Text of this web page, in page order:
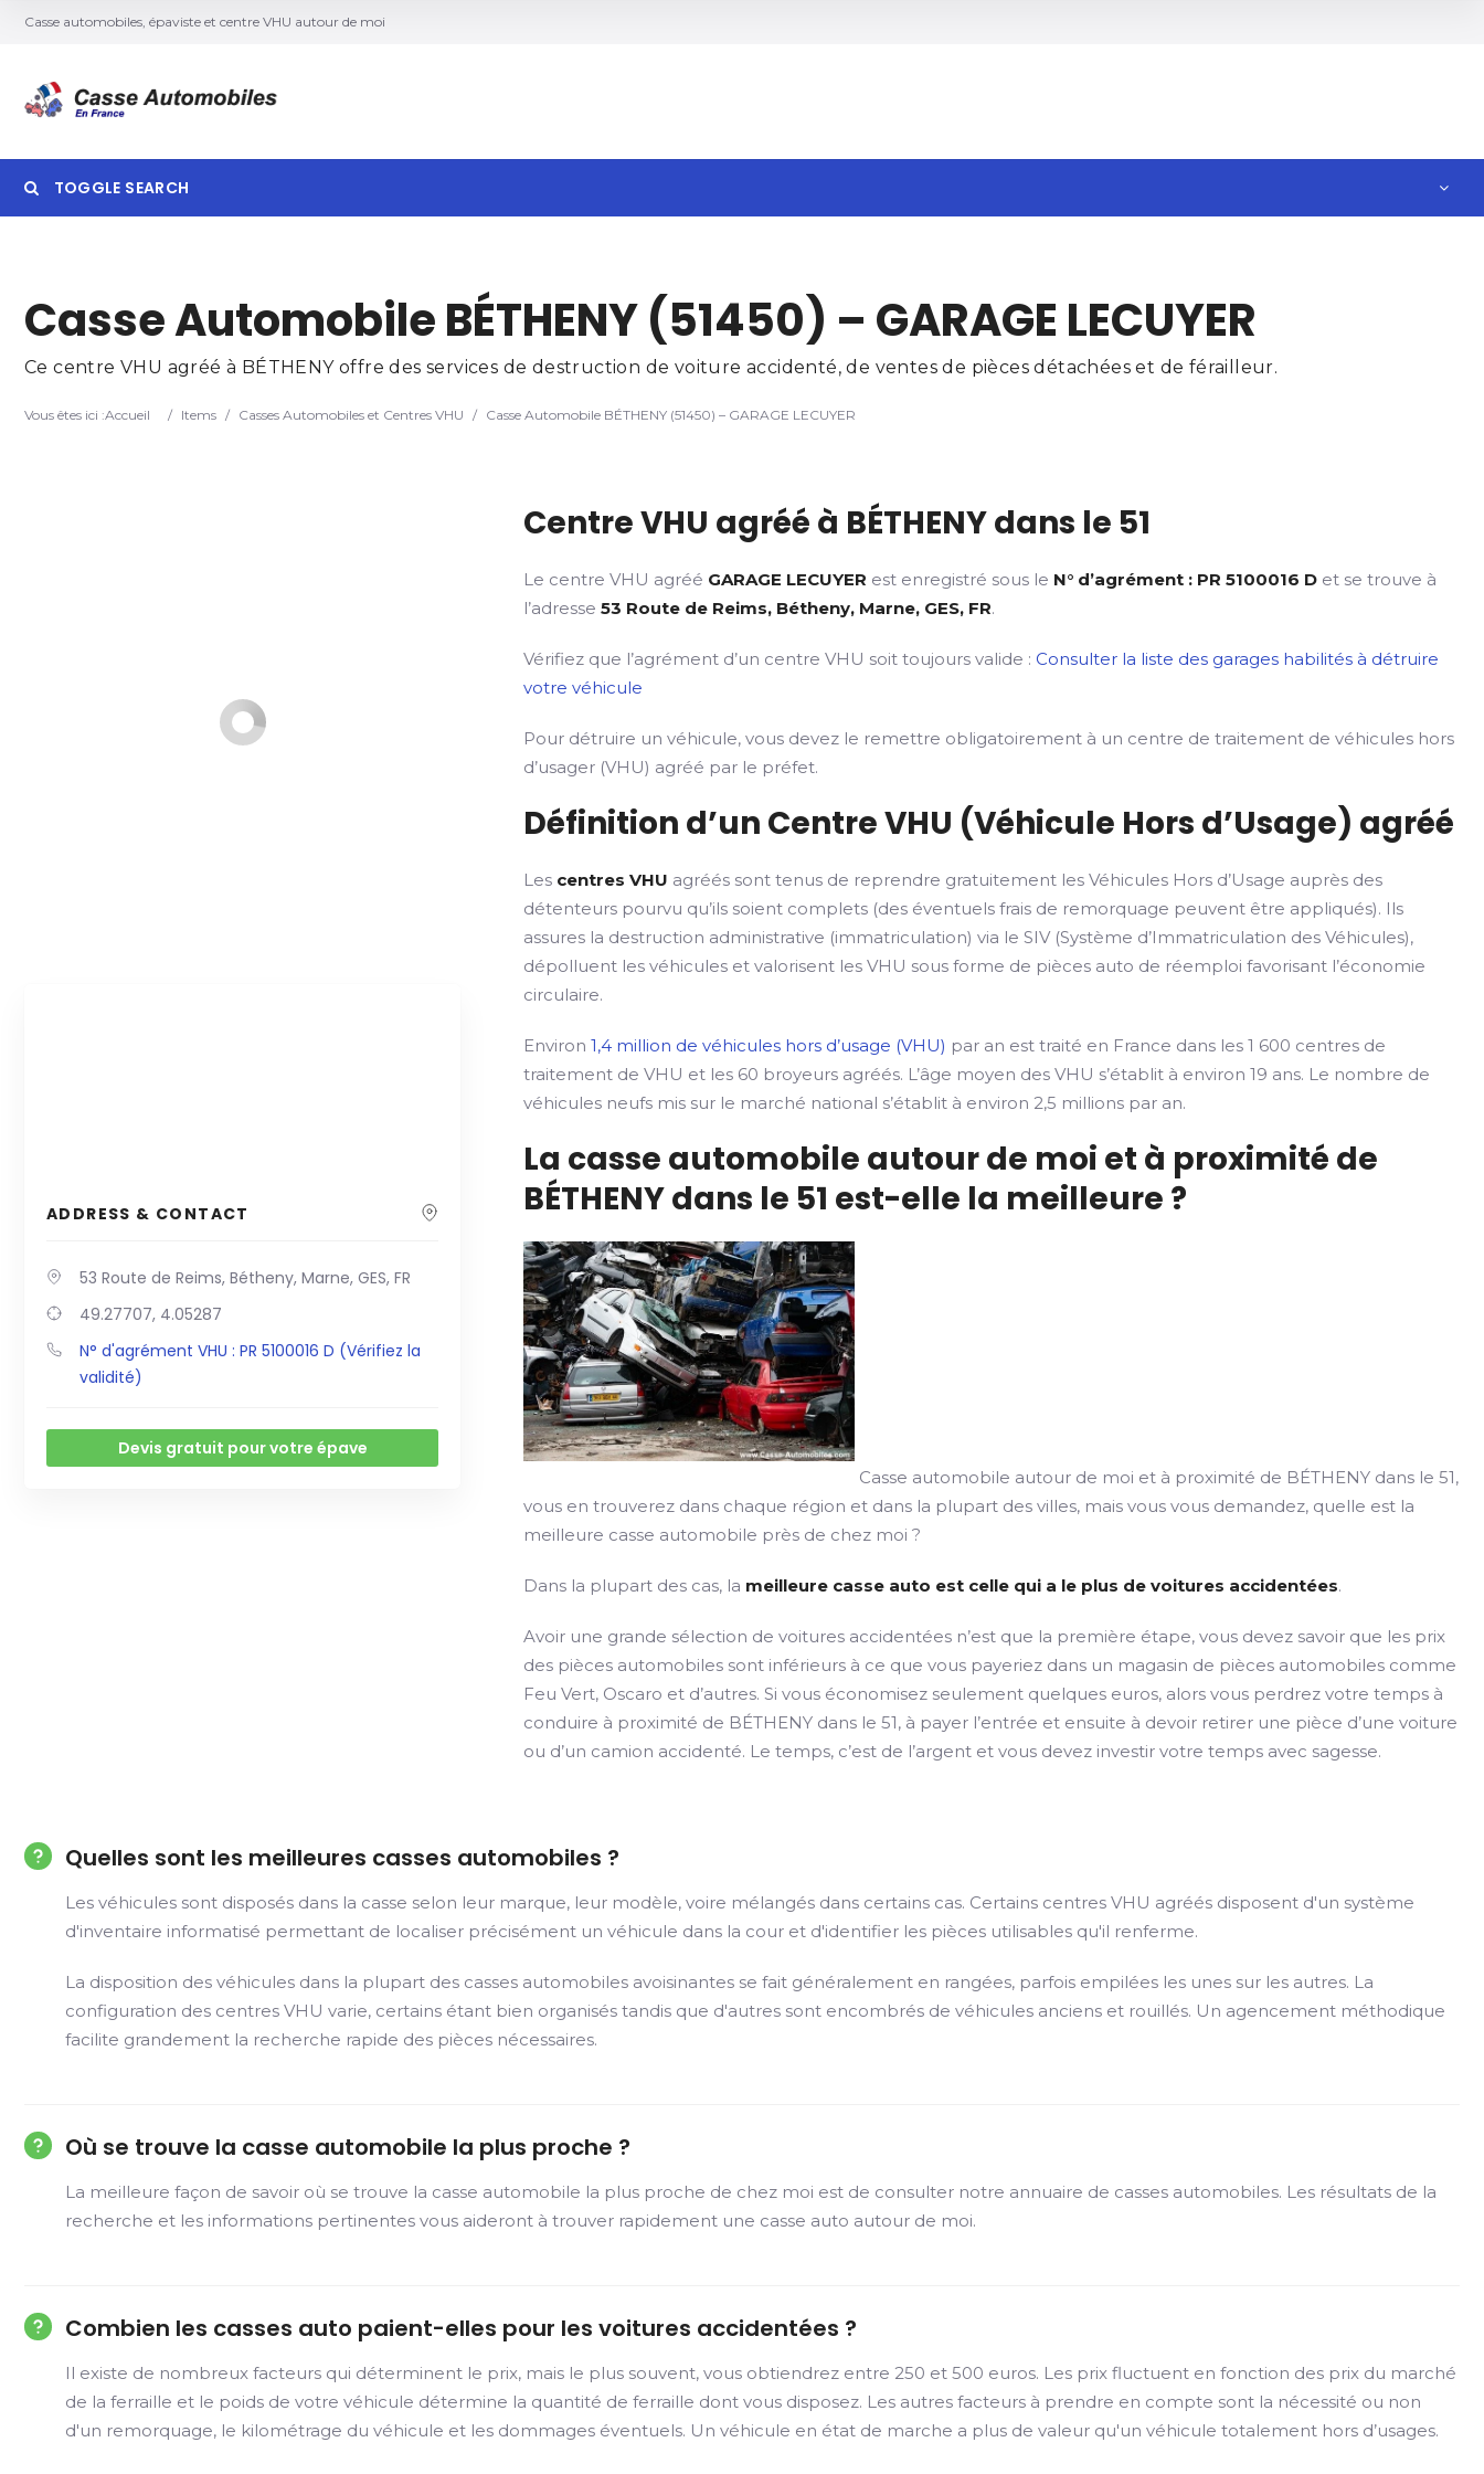
Casse automobiles, épaviste et centre VHU autour de moi
TOGGLE SEARCH
Search
Casse Automobile BÉTHENY (51450) – GARAGE LECUYER
Ce centre VHU agréé à BÉTHENY offre des services de destruction de voiture accidenté, de ventes de pièces détachées et de férailleur.
Vous êtes ici :Accueil / Items / Casses Automobiles et Centres VHU / Casse Automobile BÉTHENY (51450) – GARAGE LECUYER
ADDRESS & CONTACT
53 Route de Reims, Bétheny, Marne, GES, FR
49.27707, 4.05287
N° d'agrément VHU : PR 5100016 D (Vérifiez la
validité)
Devis gratuit pour votre épave
Centre VHU agréé à BÉTHENY dans le 51
Le centre VHU agréé GARAGE LECUYER est enregistré sous le N° d’agrément : PR 5100016 D et se trouve à
l’adresse53 Route de Reims, Bétheny, Marne, GES, FR.
Vérifiez que l’agrément d’un centre VHU soit toujours valide : Consulter la liste des garages habilités à détruire
votre véhicule
Pour détruire un véhicule, vous devez le remettre obligatoirement à un centre de traitement de véhicules hors
d’usager (VHU) agréé par le préfet.
Définition d’un Centre VHU (Véhicule Hors d’Usage) agréé
Les centres VHU agréés sont tenus de reprendre gratuitement les Véhicules Hors d’Usage auprès des
détenteurs pourvu qu’ils soient complets (des éventuels frais de remorquage peuvent être appliqués). Ils
assures la destruction administrative (immatriculation) via le SIV (Système d’Immatriculation des Véhicules),
dépolluent les véhicules et valorisent les VHU sous forme de pièces auto de réemploi favorisant l’économie
circulaire.
Environ1,4 million de véhicules hors d’usage (VHU) par an est traité en France dans les 1 600 centres de
traitement de VHU et les 60 broyeurs agréés. L’âge moyen des VHU s’établit à environ 19 ans. Le nombre de
véhicules neufs mis sur le marché national s’établit à environ 2,5 millions par an.
La casse automobile autour de moi et à proximité de
BÉTHENY dans le 51 est-elle la meilleure ?
Casse automobile autour de moi et à proximité de BÉTHENY dans le 51,
vous en trouverez dans chaque région et dans la plupart des villes, mais vous vous demandez, quelle est la
meilleure casse automobile près de chez moi ?
Dans la plupart des cas, la meilleure casse auto est celle qui a le plus de voitures accidentées.
Avoir une grande sélection de voitures accidentées n’est que la première étape, vous devez savoir que les prix
des pièces automobiles sont inférieurs à ce que vous payeriez dans un magasin de pièces automobiles comme
Feu Vert, Oscaro et d’autres. Si vous économisez seulement quelques euros, alors vous perdrez votre temps à
conduire à proximité de BÉTHENY dans le 51, à payer l’entrée et ensuite à devoir retirer une pièce d’une voiture
ou d’un camion accidenté. Le temps, c’est de l’argent et vous devez investir votre temps avec sagesse.
Quelles sont les meilleures casses automobiles ?
Les véhicules sont disposés dans la casse selon leur marque, leur modèle, voire mélangés dans certains cas. Certains centres VHU agréés disposent d'un système
d'inventaire informatisé permettant de localiser précisément un véhicule dans la cour et d'identifier les pièces utilisables qu'il renferme.
La disposition des véhicules dans la plupart des casses automobiles avoisinantes se fait généralement en rangées, parfois empilées les unes sur les autres. La
configuration des centres VHU varie, certains étant bien organisés tandis que d'autres sont encombrés de véhicules anciens et rouillés. Un agencement méthodique
facilite grandement la recherche rapide des pièces nécessaires.
Où se trouve la casse automobile la plus proche ?
La meilleure façon de savoir où se trouve la casse automobile la plus proche de chez moi est de consulter notre annuaire de casses automobiles. Les résultats de la
recherche et les informations pertinentes vous aideront à trouver rapidement une casse auto autour de moi.
Combien les casses auto paient-elles pour les voitures accidentées ?
Il existe de nombreux facteurs qui déterminent le prix, mais le plus souvent, vous obtiendrez entre 250 et 500 euros. Les prix fluctuent en fonction des prix du marché
de la ferraille et le poids de votre véhicule détermine la quantité de ferraille dont vous disposez. Les autres facteurs à prendre en compte sont la nécessité ou non
d'un remorquage, le kilométrage du véhicule et les dommages éventuels. Un véhicule en état de marche a plus de valeur qu'un véhicule totalement hors d’usages.